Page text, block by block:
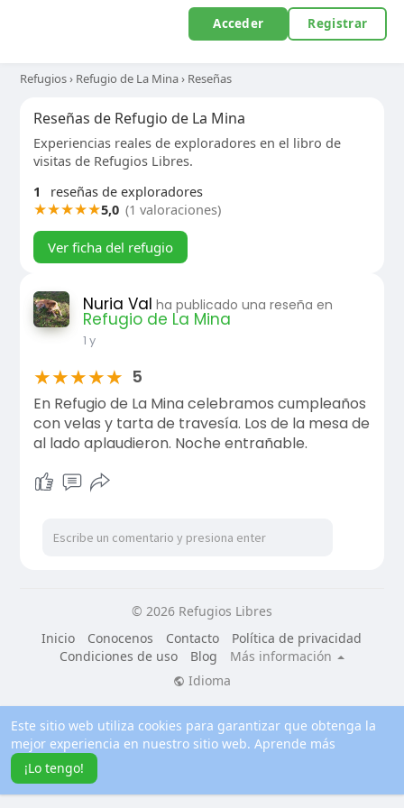
Este sitio web utiliza cookies para garantizar que obtenga la
mejor experiencia en nuestro sitio web. Aprende más
¡Lo tengo!
Acceder Registrar
Refugios› Refugio de La Mina› Reseñas
Reseñas de Refugio de La Mina
Experiencias reales de exploradores en el libro de
visitas de Refugios Libres.
1
reseñas de exploradores
★★★★★5,0 (1 valoraciones)
Ver ficha del refugio
Nuria Val ha publicado una reseña en
Refugio de La Mina
1 y
★★★★★ 5
En Refugio de La Mina celebramos cumpleaños
con velas y tarta de travesía. Los de la mesa de
al lado aplaudieron. Noche entrañable.
© 2026 Refugios Libres
Inicio
Conocenos Contacto
Política de privacidad
Condiciones de uso
Blog
Más información
Idioma